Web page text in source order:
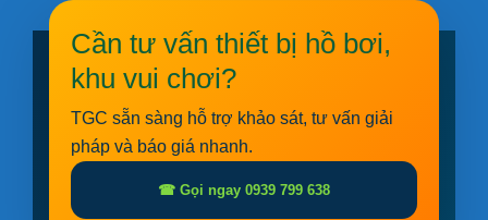
Cần tư vấn thiết bị hồ bơi,
khu vui chơi?
TGC sẵn sàng hỗ trợ khảo sát, tư vấn giải
pháp và báo giá nhanh.
☎ Gọi ngay 0939 799 638